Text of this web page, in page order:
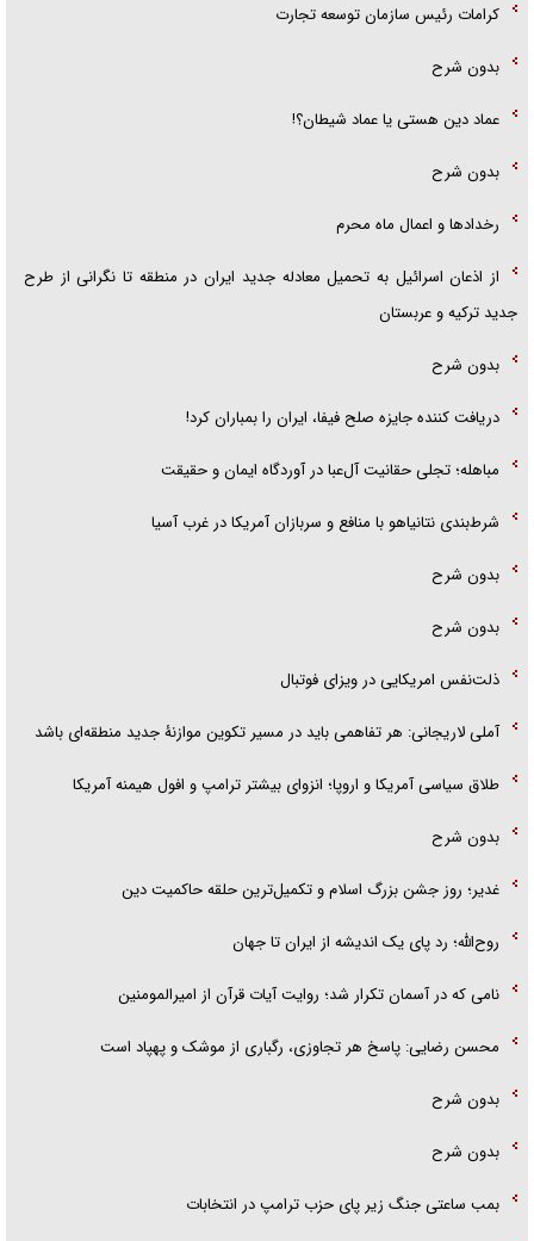
کرامات رئیس سازمان توسعه تجارت
بدون شرح
عماد دین هستی یا عماد شیطان؟!
بدون شرح
رخداد‌ها و اعمال ماه محرم
از اذعان اسرائیل به تحمیل معادله جدید ایران در منطقه تا نگرانی از طرح
جدید ترکیه و عربستان
بدون شرح
دریافت کننده جایزه صلح فیفا، ایران را بمباران کرد!
مباهله؛ تجلی حقانیت آل‌عبا در آوردگاه ایمان و حقیقت
شرط‌بندی نتانیاهو با منافع و سربازان آمریکا در غرب آسیا
بدون شرح
بدون شرح
ذلت‌نفس امریکایی در ویزای فوتبال
آملی لاریجانی: هر تفاهمی باید در مسیر تکوین موازنۀ جدید منطقه‌ای باشد
طلاق سیاسی آمریکا و اروپا؛ انزوای بیشتر ترامپ و افول هیمنه آمریکا
بدون شرح
غدیر؛ روز جشن بزرگ اسلام و تکمیل‌ترین حلقه حاکمیت دین
روح‌الله؛ رد پای یک اندیشه از ایران تا جهان
نامی که در آسمان تکرار شد؛ روایت آیات قرآن از امیرالمومنین
محسن رضایی: پاسخ هر تجاوزی، رگباری از موشک و پهپاد است
بدون شرح
بدون شرح
بمب ساعتی جنگ زیر پای حزب ترام‍پ در انتخابات